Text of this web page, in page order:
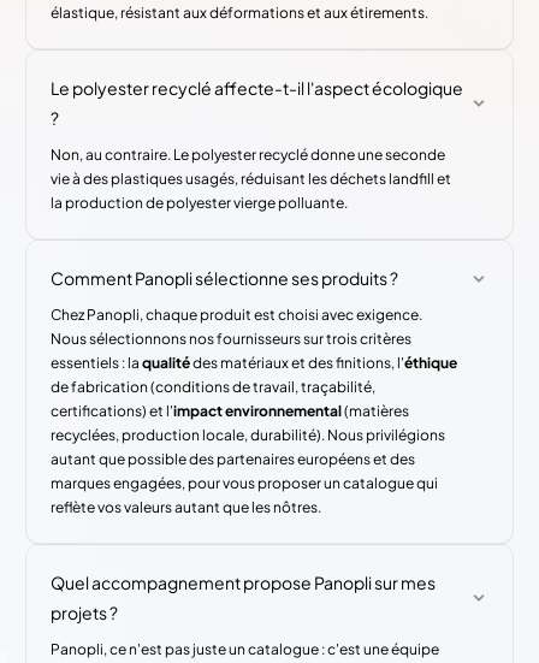
élastique, résistant aux déformations et aux étirements.
Le polyester recyclé affecte-t-il l'aspect écologique
?
Non, au contraire. Le polyester recyclé donne une seconde
vie à des plastiques usagés, réduisant les déchets landfill et
la production de polyester vierge polluante.
Comment Panopli sélectionne ses produits ?
Chez Panopli, chaque produit est choisi avec exigence.
Nous sélectionnons nos fournisseurs sur trois critères
essentiels : laqualitédes matériaux et des finitions, l'éthique
de fabrication (conditions de travail, traçabilité,
certifications) et l'impact environnemental(matières
recyclées, production locale, durabilité). Nous privilégions
autant que possible des partenaires européens et des
marques engagées, pour vous proposer un catalogue qui
reflète vos valeurs autant que les nôtres.
Quel accompagnement propose Panopli sur mes
projets ?
Panopli, ce n'est pas juste un catalogue : c'est une équipe